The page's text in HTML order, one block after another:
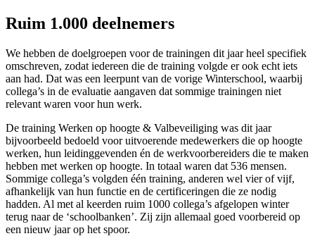
Ruim 1.000 deelnemers
We hebben de doelgroepen voor de trainingen dit jaar heel specifiek
omschreven, zodat iedereen die de training volgde er ook echt iets
aan had. Dat was een leerpunt van de vorige Winterschool, waarbij
collega’s in de evaluatie aangaven dat sommige trainingen niet
relevant waren voor hun werk.
De training Werken op hoogte & Valbeveiliging was dit jaar
bijvoorbeeld bedoeld voor uitvoerende medewerkers die op hoogte
werken, hun leidinggevenden én de werkvoorbereiders die te maken
hebben met werken op hoogte. In totaal waren dat 536 mensen.
Sommige collega’s volgden één training, anderen wel vier of vijf,
afhankelijk van hun functie en de certificeringen die ze nodig
hadden. Al met al keerden ruim 1000 collega’s afgelopen winter
terug naar de ‘schoolbanken’. Zij zijn allemaal goed voorbereid op
een nieuw jaar op het spoor.